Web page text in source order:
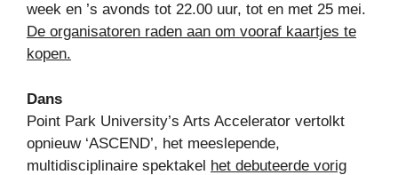
week en ’s avonds tot 22.00 uur, tot en met 25 mei.
De organisatoren raden aan om vooraf kaartjes te
kopen.
Dans
Point Park University’s Arts Accelerator vertolkt
opnieuw ‘ASCEND’, het meeslepende,
multidisciplinaire spektakel het debuteerde vorig